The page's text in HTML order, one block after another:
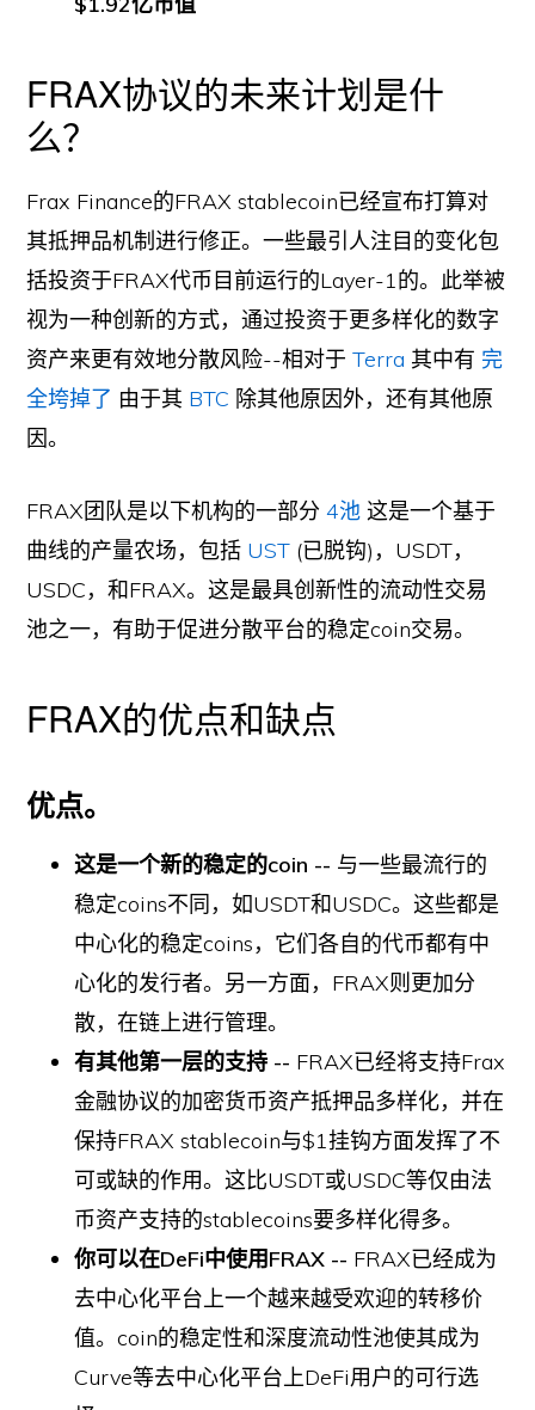
FRAX协议的未来计划是什
么？
Frax Finance的FRAX stablecoin已经宣布打算对
其抵押品机制进行修正。一些最引人注目的变化包
括投资于FRAX代币目前运行的Layer-1的。此举被
视为一种创新的方式，通过投资于更多样化的数字
资产来更有效地分散风险--相对于Terra 其中有 完
全垮掉了 由于其 BTC 除其他原因外，还有其他原
因。
FRAX团队是以下机构的一部分4池 这是一个基于
曲线的产量农场，包括 UST (已脱钩)，USDT，
USDC，和FRAX。这是最具创新性的流动性交易
池之一，有助于促进分散平台的稳定coin交易。
FRAX的优点和缺点
优点。
这是一个新的稳定的coin -- 与一些最流行的
稳定coins不同，如USDT和USDC。这些都是
中心化的稳定coins，它们各自的代币都有中
心化的发行者。另一方面，FRAX则更加分
散，在链上进行管理。
有其他第一层的支持 -- FRAX已经将支持Frax
金融协议的加密货币资产抵押品多样化，并在
保持FRAX stablecoin与$1挂钩方面发挥了不
可或缺的作用。这比USDT或USDC等仅由法
币资产支持的stablecoins要多样化得多。
你可以在DeFi中使用FRAX -- FRAX已经成为
去中心化平台上一个越来越受欢迎的转移价
值。coin的稳定性和深度流动性池使其成为
Curve等去中心化平台上DeFi用户的可行选